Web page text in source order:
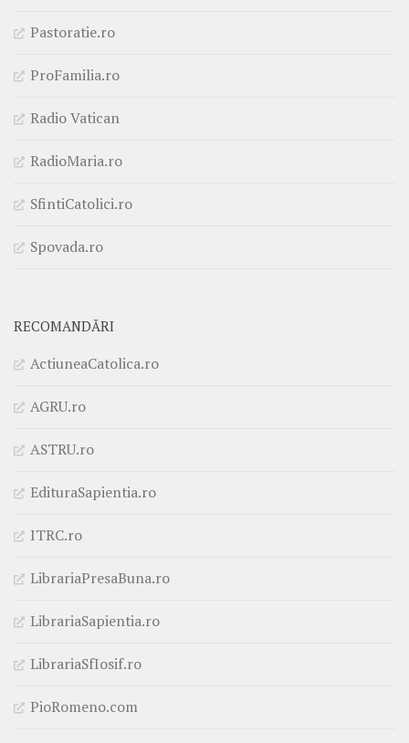
Pastoratie.ro
ProFamilia.ro
Radio Vatican
RadioMaria.ro
SfintiCatolici.ro
Spovada.ro
RECOMANDĂRI
ActiuneaCatolica.ro
AGRU.ro
ASTRU.ro
EdituraSapientia.ro
ITRC.ro
LibrariaPresaBuna.ro
LibrariaSapientia.ro
LibrariaSfIosif.ro
PioRomeno.com